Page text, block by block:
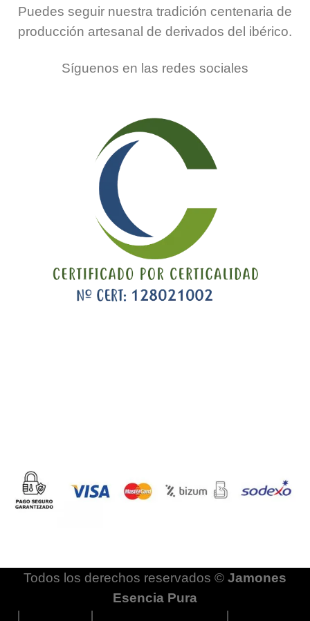
Puedes seguir nuestra tradición centenaria de
producción artesanal de derivados del ibérico.
Síguenos en las redes sociales
Todos los derechos reservados © Jamones
Esencia Pura